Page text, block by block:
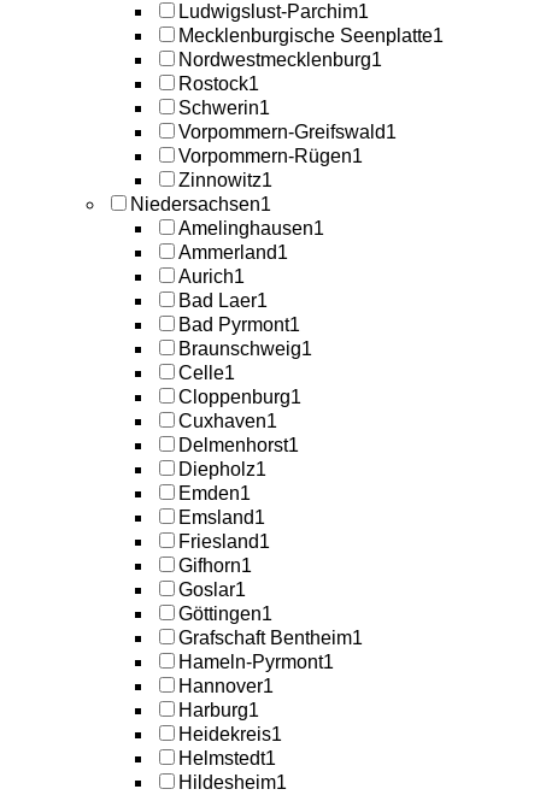
Ludwigslust-Parchim1
Mecklenburgische Seenplatte1
Nordwestmecklenburg1
Rostock1
Schwerin1
Vorpommern-Greifswald1
Vorpommern-Rügen1
Zinnowitz1
Niedersachsen1
Amelinghausen1
Ammerland1
Aurich1
Bad Laer1
Bad Pyrmont1
Braunschweig1
Celle1
Cloppenburg1
Cuxhaven1
Delmenhorst1
Diepholz1
Emden1
Emsland1
Friesland1
Gifhorn1
Goslar1
Göttingen1
Grafschaft Bentheim1
Hameln-Pyrmont1
Hannover1
Harburg1
Heidekreis1
Helmstedt1
Hildesheim1